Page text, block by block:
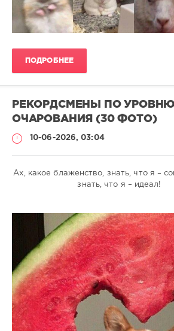
ПОДРОБНЕЕ
РЕКОРДСМЕНЫ ПО УРОВНЮ
ОЧАРОВАНИЯ (30 ФОТО)
10-06-2026, 03:04
Всякая
378
Ах, какое блаженство, знать, что я –
знать, что я – идеал!